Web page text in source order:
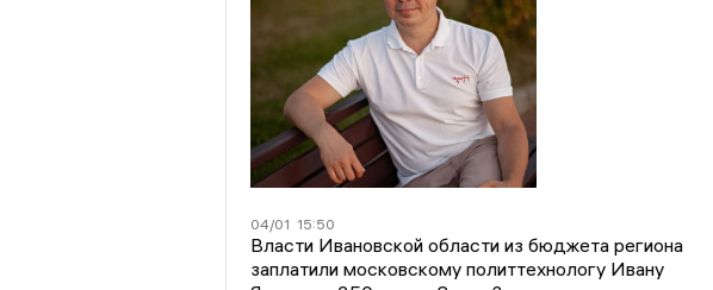
04/01 15:50
Власти Ивановской области из бюджета региона
заплатили московскому политтехнологу Ивану